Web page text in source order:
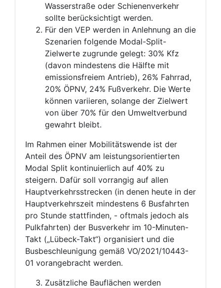
Wasserstraße oder Schienenverkehr
sollte berücksichtigt werden.
Für den VEP werden in Anlehnung an die
Szenarien folgende Modal-Split-
Zielwerte zugrunde gelegt: 30% Kfz
(davon mindestens die Hälfte mit
emissionsfreiem Antrieb), 26% Fahrrad,
20% ÖPNV, 24% Fußverkehr. Die Werte
können variieren, solange der Zielwert
von über 70% für den Umweltverbund
gewahrt bleibt.
Im Rahmen einer Mobilitätswende ist der
Anteil des ÖPNV am leistungsorientierten
Modal Split kontinuierlich auf 40% zu
steigern. Dafür soll vorrangig auf allen
Hauptverkehrsstrecken (in denen heute in der
Hauptverkehrszeit mindestens 6 Busfahrten
pro Stunde stattfinden, - oftmals jedoch als
Pulkfahrten) der Busverkehr im 10-Minuten-
Takt („Lübeck-Takt“) organisiert und die
Busbeschleunigung gemäß VO/2021/10443-
01 vorangebracht werden.
Zusätzliche Bauflächen werden